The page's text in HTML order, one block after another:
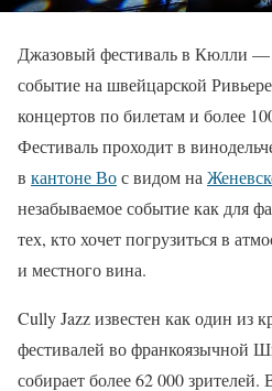
Джазовый фестиваль в Кюлли —
событие на швейцарской
концертов по билетам и более
Фестиваль проходит в
в кантоне Вос видом на
незабываемое событие как для
тех, кто хочет погрузиться в
и местного вина.
Cully Jazz известен как один из
фестивалей во франкоязычной
собирает более 62 000